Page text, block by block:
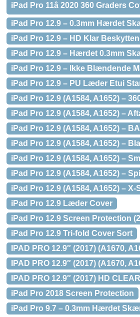
iPad Pro 11â 2020 360 Graders
iPad Pro 12.9 – 0.3mm Hærdet
iPad Pro 12.9 – HD Klar
iPad Pro 12.9 – Hærdet 0.3mm
iPad Pro 12.9 – Ikke Blændende
iPad Pro 12.9 – PU Læder Etui
iPad Pro 12.9 (A1584, A1652) –
iPad Pro 12.9 (A1584, A1652) –
iPad Pro 12.9 (A1584, A1652) –
iPad Pro 12.9 (A1584, A1652) –
iPad Pro 12.9 (A1584, A1652) –
iPad Pro 12.9 (A1584, A1652) –
iPad Pro 12.9 (A1584, A1652) –
iPad Pro 12.9 Læder Cover
iPad Pro 12.9 Screen Protection
iPad Pro 12.9 Tri-fold Cover Sort
IPAD PRO 12.9″ (2017) (A1670,
IPAD PRO 12.9″ (2017) (A1670,
IPAD PRO 12.9″ (2017) HD
iPad Pro 2018 Screen Protection
iPad Pro 9.7 – 0.3mm Hærdet